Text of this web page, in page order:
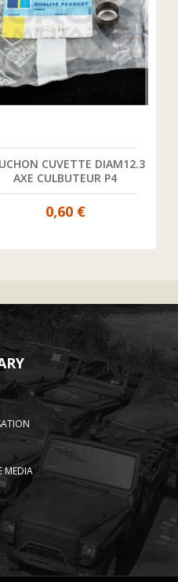
CUVETTE DIAM12.3
AXE CULBUTEUR P4
0,60 €
MEDIA